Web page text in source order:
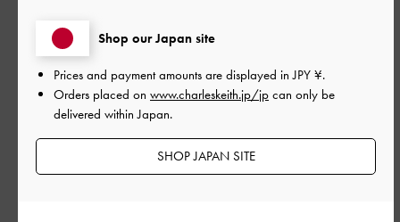
プレゼントに購入しました
使い勝手もいいし、大きさもちょうど良く大変喜んでくれまし
た!良かったです
サイズ: その他（シューズ以外） |カラー: ブラック系
Shop our Japan site
Prices and payment amounts are displayed inJPY ¥.
Orders placed on www.charleskeith.jp/jp can only be
delivered within Japan.
SHOP JAPAN SITE